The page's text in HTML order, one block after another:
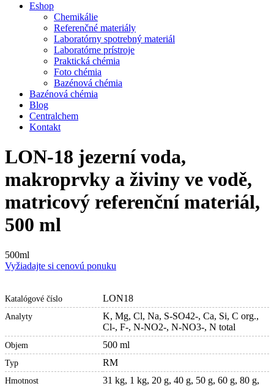
Eshop
Chemikálie
Referenčné materiály
Laboratórny spotrebný materiál
Laboratórne prístroje
Praktická chémia
Foto chémia
Bazénová chémia
Bazénová chémia
Blog
Centralchem
Kontakt
LON-18 jezerní voda,
makroprvky a živiny ve vodě,
matricový referenční materiál,
500 ml
500ml
Vyžiadajte si cenovú ponuku
Katalógové číslo LON18
Analyty
K, Mg, Cl, Na, S-SO42-, Ca, Si, C org.,
Cl-, F-, N-NO2-, N-NO3-, N total
Objem 500 ml
Typ RM
Hmotnost
31 kg, 1 kg, 20 g, 40 g, 50 g, 60 g, 80 g,